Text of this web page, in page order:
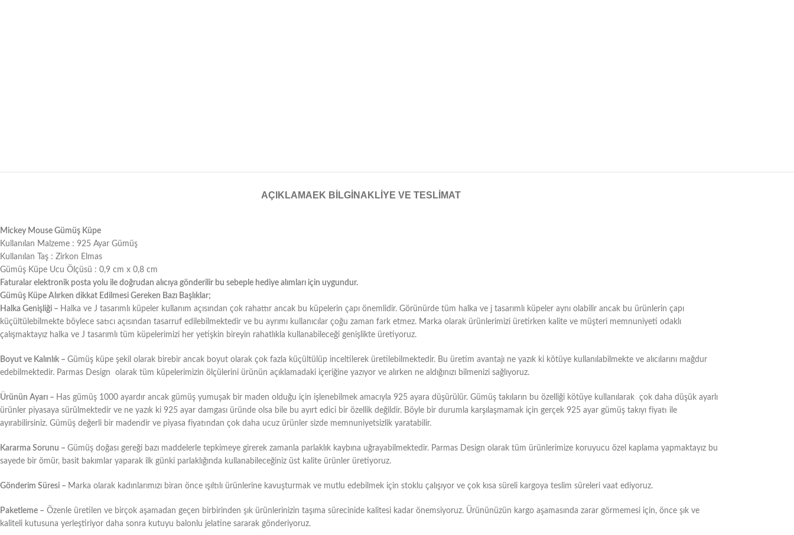
AÇIKLAMA EK BILGI NAKLIYE VE TESLIMAT
Mickey Mouse Gümüş Küpe
Kullanılan Malzeme : 925 Ayar Gümüş
Kullanılan Taş : Zirkon Elmas
Gümüş Küpe Ucu Ölçüsü : 0,9 cm x 0,8 cm
Faturalar elektronik posta yolu ile doğrudan alıcıya gönderilir bu sebeple hediye alımları için uygundur.
Gümüş Küpe Alırken dikkat Edilmesi Gereken Bazı Başlıklar;
Halka Genişliği – Halka ve J tasarımlı küpeler kullanım açısından çok rahattır ancak bu küpelerin çapı önemlidir. Görünürde tüm halka ve j tasarımlı küpeler aynı olabilir ancak bu ürünlerin çapı
küçültülebilmekte böylece satıcı açısından tasarruf edilebilmektedir ve bu ayrımı kullanıcılar çoğu zaman fark etmez. Marka olarak ürünlerimizi üretirken kalite ve müşteri memnuniyeti odaklı
çalışmaktayız halka ve J tasarımlı tüm küpelerimizi her yetişkin bireyin rahatlıkla kullanabileceği genişlikte üretiyoruz.
Boyut ve Kalınlık – Gümüş küpe şekil olarak birebir ancak boyut olarak çok fazla küçültülüp inceltilerek üretilebilmektedir. Bu üretim avantajı ne yazık ki kötüye kullanılabilmekte ve alıcılarını mağdur
edebilmektedir. Parmas Design olarak tüm küpelerimizin ölçülerini ürünün açıklamadaki içeriğine yazıyor ve alırken ne aldığınızı bilmenizi sağlıyoruz.
Ürünün Ayarı – Has gümüş 1000 ayardır ancak gümüş yumuşak bir maden olduğu için işlenebilmek amacıyla 925 ayara düşürülür. Gümüş takıların bu özelliği kötüye kullanılarak çok daha düşük ayarlı
ürünler piyasaya sürülmektedir ve ne yazık ki 925 ayar damgası üründe olsa bile bu ayırt edici bir özellik değildir. Böyle bir durumla karşılaşmamak için gerçek 925 ayar gümüş takıyı fiyatı ile
ayırabilirsiniz. Gümüş değerli bir madendir ve piyasa fiyatından çok daha ucuz ürünler sizde memnuniyetsizlik yaratabilir.
Kararma Sorunu – Gümüş doğası gereği bazı maddelerle tepkimeye girerek zamanla parlaklık kaybına uğrayabilmektedir. Parmas Design olarak tüm ürünlerimize koruyucu özel kaplama yapmaktayız bu
sayede bir ömür, basit bakımlar yaparak ilk günki parlaklığında kullanabileceğiniz üst kalite ürünler üretiyoruz.
Gönderim Süresi – Marka olarak kadınlarımızı biran önce ışıltılı ürünlerine kavuşturmak ve mutlu edebilmek için stoklu çalışıyor ve çok kısa süreli kargoya teslim süreleri vaat ediyoruz.
Paketleme – Özenle üretilen ve birçok aşamadan geçen birbirinden şık ürünlerinizin taşıma sürecinide kalitesi kadar önemsiyoruz. Ürününüzün kargo aşamasında zarar görmemesi için, önce şık ve
kaliteli kutusuna yerleştiriyor daha sonra kutuyu balonlu jelatine sararak gönderiyoruz.